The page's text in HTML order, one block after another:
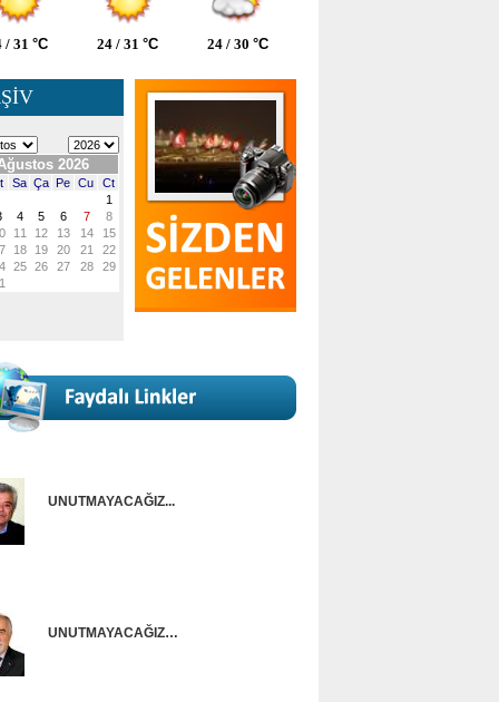
/ 31 °C 24 / 31 °C 24 / 30 °C
UNUTMAYACAĞIZ...
UNUTMAYACAĞIZ…